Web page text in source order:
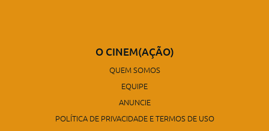
O CINEM(AÇÃO)
QUEM SOMOS
EQUIPE
ANUNCIE
POLÍTICA DE PRIVACIDADE E TERMOS DE USO